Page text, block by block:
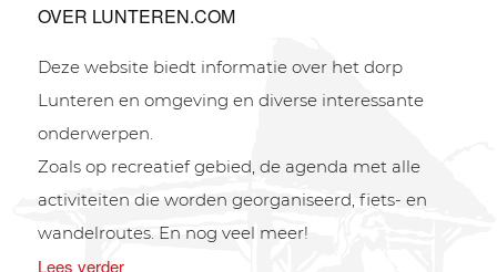
OVER LUNTEREN.COM
Deze website biedt informatie over het dorp
Lunteren en omgeving en diverse interessante
onderwerpen.
Zoals op recreatief gebied, de agenda met alle
activiteiten die worden georganiseerd, fiets- en
wandelroutes. En nog veel meer!
Lees verder